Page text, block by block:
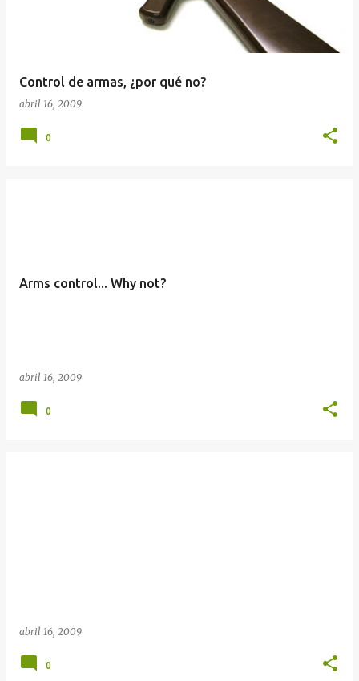
Control de armas, ¿por qué no?
abril 16, 2009
0
Arms control... Why not?
abril 16, 2009
0
abril 16, 2009
0